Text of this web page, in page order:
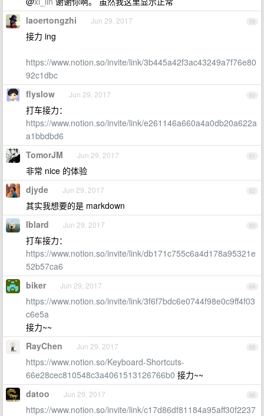
59
laoertongzhi Jun 29, 2017
接力 ing
https://www.notion.so/invite/link/3b445a42f3ac43249a7f76e80
92c1dbc
60
flyslow Jun 29, 2017
打车接力：
https://www.notion.so/invite/link/e261146a660a4a0db20a622a
a1bbdbd6
61
TomorJM Jun 29, 2017
非常 nice 的体验
62
djyde Jun 29, 2017
其实我想要的是 markdown
63
Iblard Jun 29, 2017
打车接力：
https://www.notion.so/invite/link/db171c755c6a4d178a95321e
52b57ca6
64
biker Jun 29, 2017
https://www.notion.so/invite/link/3f6f7bdc6e0744f98e0c9ff4f03
c6e5a
接力~~
65
RayChen Jun 29, 2017
https://www.notion.so/Keyboard-Shortcuts-
66e28cec810548c3a4061513126766b0 接力~~
66
datoo Jun 29, 2017
https://www.notion.so/invite/link/c17d86df81184a95aff30f2237